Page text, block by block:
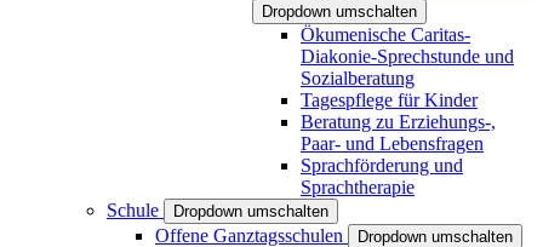
Dropdown umschalten
Ökumenische Caritas-
Diakonie-Sprechstunde und
Sozialberatung
Tagespflege für Kinder
Beratung zu Erziehungs-,
Paar- und Lebensfragen
Sprachförderung und
Sprachtherapie
Schule
Dropdown umschalten
Offene Ganztagsschulen Dropdown umschalten